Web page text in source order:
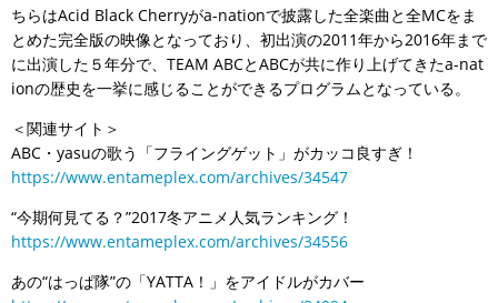
ちらはAcid Black Cherryがa-nationで披露した全楽曲と全MCをま
とめた完全版の映像となっており、初出演の2011年から2016年まで
に出演した５年分で、TEAM ABCとABCが共に作り上げてきたa-nat
ionの歴史を一挙に感じることができるプログラムとなっている。
＜関連サイト＞
ABC・yasuの歌う「フライングゲット」がカッコ良すぎ！
https://www.entameplex.com/archives/34547
“今期何見てる？”2017冬アニメ人気ランキング！
https://www.entameplex.com/archives/34556
あの“はっぱ隊”の「YATTA！」をアイドルがカバー